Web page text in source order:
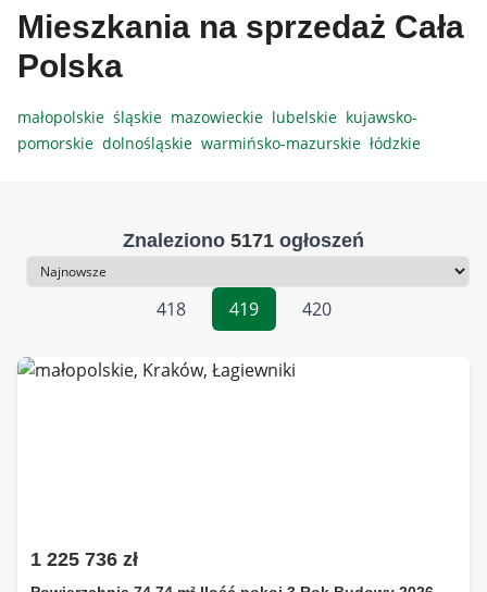
Mieszkania na sprzedaż Cała
Polska
małopolskie śląskie mazowieckie lubelskie kujawsko-
pomorskie dolnośląskie warmińsko-mazurskie łódzkie
Znaleziono 5171 ogłoszeń
Sortowanie
418
419 420
1 225 736 zł